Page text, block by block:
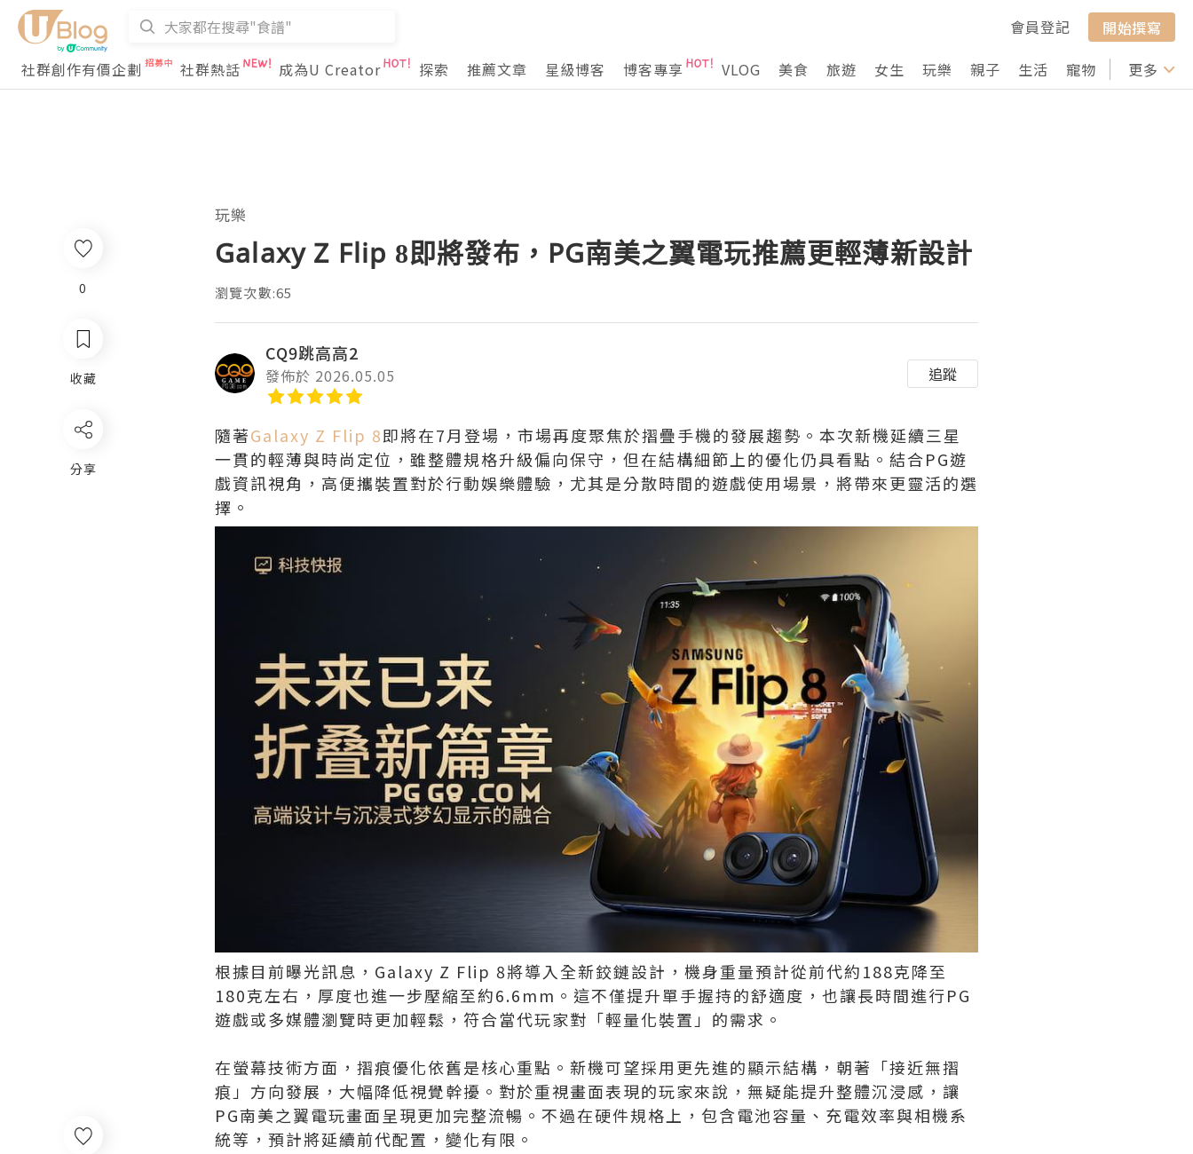
會員登記
開始撰寫
社群創作有價企劃
社群熱話 成為U Creator 探索 推薦文章 星級博客 博客專享 VLOG 美食 旅遊 女生 玩樂 親子 生活 寵物 行山 打卡
更多
玩樂
Galaxy Z Flip 8即將發布，PG南美之翼電玩推薦更輕薄新設計
瀏覽次數:65
CQ9跳高高2
發佈於 2026.05.05 追蹤
隨著Galaxy Z Flip 8即將在7月登場，市場再度聚焦於摺疊手機的發展趨勢。本次新機延續三星
一貫的輕薄與時尚定位，雖整體規格升級偏向保守，但在結構細節上的優化仍具看點。結合PG遊
戲資訊視角，高便攜裝置對於行動娛樂體驗，尤其是分散時間的遊戲使用場景，將帶來更靈活的選
擇。
根據目前曝光訊息，Galaxy Z Flip 8將導入全新鉸鏈設計，機身重量預計從前代約188克降至
180克左右，厚度也進一步壓縮至約6.6mm。這不僅提升單手握持的舒適度，也讓長時間進行PG
遊戲或多媒體瀏覽時更加輕鬆，符合當代玩家對「輕量化裝置」的需求。
在螢幕技術方面，摺痕優化依舊是核心重點。新機可望採用更先進的顯示結構，朝著「接近無摺
痕」方向發展，大幅降低視覺幹擾。對於重視畫面表現的玩家來說，無疑能提升整體沉浸感，讓
PG南美之翼電玩畫面呈現更加完整流暢。不過在硬件規格上，包含電池容量、充電效率與相機系
統等，預計將延續前代配置，變化有限。
0
收藏
分享